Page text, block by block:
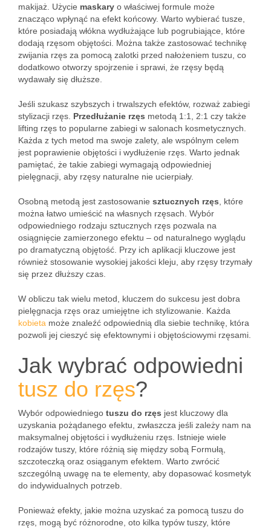
makijaż. Użycie maskary o właściwej formule może
znacząco wpłynąć na efekt końcowy. Warto wybierać tusze,
które posiadają włókna wydłużające lub pogrubiające, które
dodają rzęsom objętości. Można także zastosować technikę
zwijania rzęs za pomocą zalotki przed nałożeniem tuszu, co
dodatkowo otworzy spojrzenie i sprawi, że rzęsy będą
wydawały się dłuższe.
Jeśli szukasz szybszych i trwalszych efektów, rozważ zabiegi
stylizacji rzęs. Przedłużanie rzęs metodą 1:1, 2:1 czy także
lifting rzęs to popularne zabiegi w salonach kosmetycznych.
Każda z tych metod ma swoje zalety, ale wspólnym celem
jest poprawienie objętości i wydłużenie rzęs. Warto jednak
pamiętać, że takie zabiegi wymagają odpowiedniej
pielęgnacji, aby rzęsy naturalne nie ucierpiały.
Osobną metodą jest zastosowanie sztucznych rzęs , które
można łatwo umieścić na własnych rzęsach. Wybór
odpowiedniego rodzaju sztucznych rzęs pozwala na
osiągnięcie zamierzonego efektu – od naturalnego wyglądu
po dramatyczną objętość. Przy ich aplikacji kluczowe jest
również stosowanie wysokiej jakości kleju, aby rzęsy trzymały
się przez dłuższy czas.
W obliczu tak wielu metod, kluczem do sukcesu jest dobra
pielęgnacja rzęs oraz umiejętne ich stylizowanie. Każda
kobieta może znaleźć odpowiednią dla siebie technikę, która
pozwoli jej cieszyć się efektownymi i objętościowymi rzęsami.
Jak wybrać odpowiedni
tusz do rzęs?
Wybór odpowiedniego tuszu do rzęs jest kluczowy dla
uzyskania pożądanego efektu, zwłaszcza jeśli zależy nam na
maksymalnej objętości i wydłużeniu rzęs. Istnieje wiele
rodzajów tuszy, które różnią się między sobą Formułą,
szczoteczką oraz osiąganym efektem. Warto zwrócić
szczególną uwagę na te elementy, aby dopasować kosmetyk
do indywidualnych potrzeb.
Ponieważ efekty, jakie można uzyskać za pomocą tuszu do
rzęs, mogą być różnorodne, oto kilka typów tuszy, które